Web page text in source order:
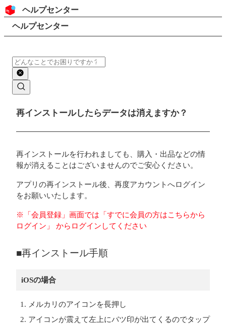
コンテンツにスキップ
ヘッダー
ヘルプセンター
検索
パンくずリスト
ヘルプセンター
検索
メインコンテンツ
再インストールしたらデータは消えますか？
再インストールを行われましても、購入・出品などの情
報が消えることはございませんのでご安心ください。
アプリの再インストール後、再度アカウントへログイン
をお願いいたします。
※「会員登録」画面では「すでに会員の方はこちらから
ログイン」 からログインしてください
■再インストール手順
iOSの場合
メルカリのアイコンを長押し
アイコンが震えて左上にバツ印が出てくるのでタップ